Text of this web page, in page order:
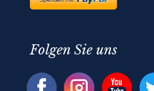
Folgen Sie uns